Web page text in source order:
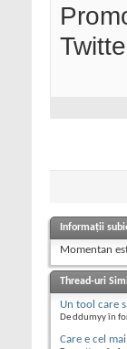
Informații
Momentan
Thread-uri
Un tool care
De ddumyy în
Care e cel